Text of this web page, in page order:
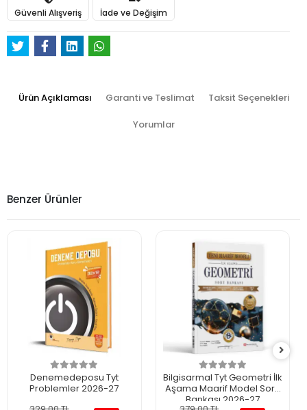
Güvenli Alışveriş İade ve Değişim
Ürün Açıklaması Garanti ve Teslimat Taksit Seçenekleri
Yorumlar
Benzer Ürünler
Denemedeposu Tyt
Problemler 2026-27
Bilgisarmal Tyt Geometri İlk
Aşama Maarif Model Soru
Bankası 2026-27